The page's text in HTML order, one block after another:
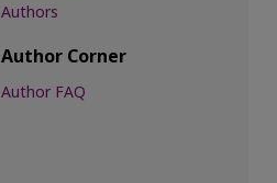
Authors
Author Corner
Author FAQ